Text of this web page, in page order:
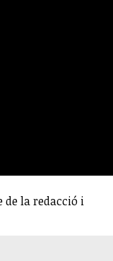
de la redacció i